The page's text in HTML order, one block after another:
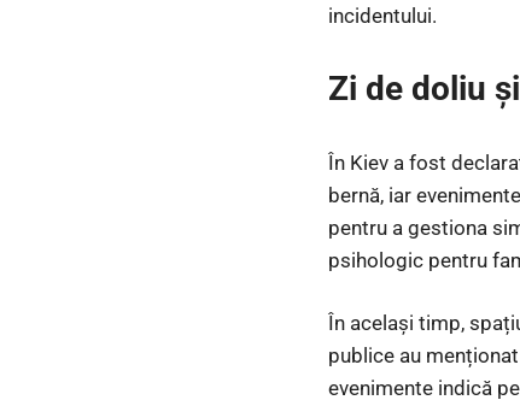
incidentului.
Zi de doliu
În Kiev a fost
bernă, iar
pentru a gestiona
psihologic pentru
În același timp,
publice au
evenimente indică